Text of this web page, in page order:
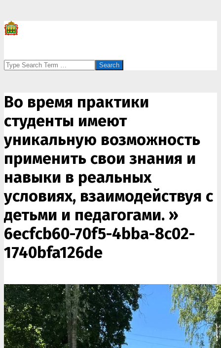
Search
Во время практики
студенты имеют
уникальную возможность
применить свои знания и
навыки в реальных
условиях, взаимодействуя с
детьми и педагогами. »
6ecfcb60-70f5-4bba-8c02-
1740bfa126de